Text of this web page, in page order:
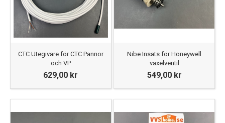
CTC Utegivare för CTC Pannor
och VP
629,00 kr
Nibe Insats för Honeywell
växelventil
549,00 kr